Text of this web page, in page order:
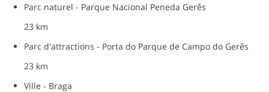
Parc naturel - Parque Nacional Peneda Gerês
23 km
Parc d'attractions - Porta do Parque de Campo do Gerês
23 km
Ville - Braga